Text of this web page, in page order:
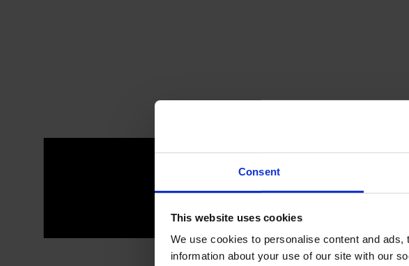
Consent
This website uses cookies
We use cookies to personalise content and
information about your use of our site with our